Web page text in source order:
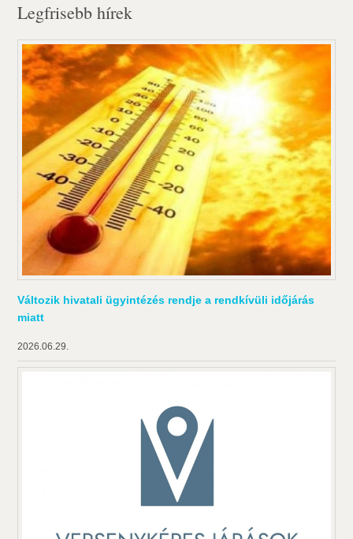
Legfrisebb hírek
Változik hivatali ügyintézés rendje a rendkívüli időjárás
miatt
2026.06.29.